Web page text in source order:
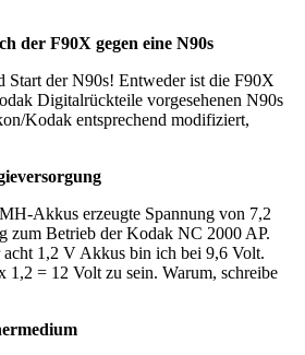
der F90X gegen eine N90s
der N90s! Entweder ist die F90X
Digitalrückteile vorgesehenen N90s
Kodak entsprechend modifiziert,
Akkus erzeugte Spannung von 7,2
zum Betrieb der Kodak NC 2000 AP.
1,2 V Akkus bin ich bei 9,6 Volt.
1,2 = 12 Volt zu sein. Warum, schreibe